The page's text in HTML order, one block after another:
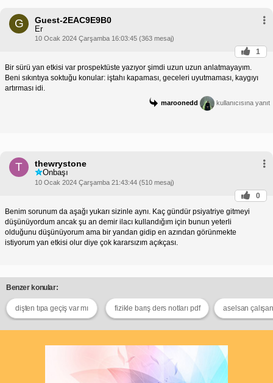
G Guest-2EAC9E9B0
Er
10 Ocak 2024 Çarşamba 16:03:45 (363 mesaj)
1
Bir sürü yan etkisi var prospektüste yazıyor şimdi uzun uzun anlatmayayım.
Beni sıkıntıya soktuğu konular: iştahı kapaması, geceleri uyutmaması, kaygıyı
artırması idi.
maroonedd kullanıcısına yanıt
T thewrystone
Onbaşı
10 Ocak 2024 Çarşamba 21:43:44 (510 mesaj)
0
Benim sorunum da aşağı yukarı sizinle aynı. Kaç gündür psiyatriye gitmeyi
düşünüyordum ancak şu an demir ilacı kullandığım için bunun yeterli
olduğunu düşünüyorum ama bir yandan gidip en azından görünmekte
istiyorum yan etkisi olur diye çok kararsızım açıkçası.
Benzer konular:
dişten tıpa geçiş var mı fizikle barış ders notları pdf aselsan